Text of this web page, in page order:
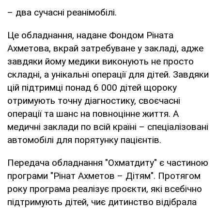
– два сучасні реанімобілі.
Це обладнання, надане Фондом Ріната
Ахметова, вкрай затребуване у закладі, адже
завдяки йому медики виконують не просто
складні, а унікальні операції для дітей. Завдяки
цій підтримці понад 6 000 дітей щороку
отримують точну діагностику, своєчасні
операції та шанс на повноцінне життя. А
медичні заклади по всій країні – спеціалізовані
автомобілі для порятунку пацієнтів.
Передача обладнання "Охматдиту" є частиною
програми "Рінат Ахметов – Дітям". Протягом
року програма реалізує проєкти, які всебічно
підтримують дітей, чиє дитинство відібрала